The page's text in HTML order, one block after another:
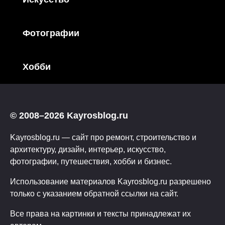
Фотографии
Хобби
© 2008–2026 Kayrosblog.ru
Kayrosblog.ru — сайт про ремонт, строительство и
архитектуру, дизайн, интерьер, искусство,
фотографии, путешествия, хобби и бизнес.
Использование материалов Kayrosblog.ru разрешено
только с указанием обратной ссылки на сайт.
Все права на картинки и тексты принадлежат их